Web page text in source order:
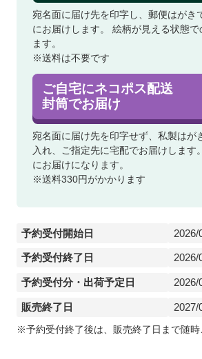
宛名面に届け先を印字し、郵便はがき
にお届けします。
絵柄が見える状態で
ます。
※送料は不要です
ご自宅にネコポス配送
封筒でお届け
宛名面に届け先を印字せず、私製はが
入れ、ご指定先に宅配でお届けします。
にお届けになります。
※送料330円がかかります
予約受付開始日 2026/
予約受付終了日 2026/
予約受付分・出荷予定日 2026/
販売終了日 2027/
※予約受付終了後は、販売終了日まで随時